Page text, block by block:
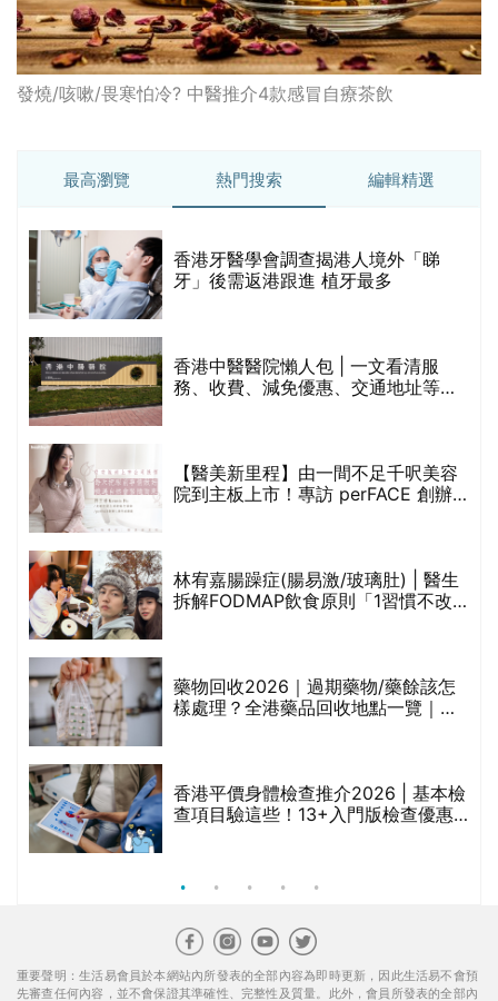
發燒/咳嗽/畏寒怕冷? 中醫推介4款感冒自療茶飲
最高瀏覽 熱門搜索 編輯精選
香港牙醫學會調查揭港人境外「睇
牙」後需返港跟進 植牙最多
香港中醫醫院懶人包 | 一文看清服
務、收費、減免優惠、交通地址等
【醫美新里程】由一間不足千呎美容
院到主板上市！專訪 perFACE 創辦
林宥嘉腸躁症(腸易激/玻璃肚) | 醫生
拆解FODMAP飲食原則「1習慣不改
藥物回收2026｜過期藥物/藥餘該怎
樣處理？全港藥品回收地點一覽｜屈
香港平價身體檢查推介2026 | 基本檢
查項目驗這些！13+入門版檢查優惠
重要聲明：生活易會員於本網站內所發表的全部內容為即時更新，因此生活易不會預
先審查任何內容，並不會保證其準確性、完整性及質量。此外，會員所發表的全部內